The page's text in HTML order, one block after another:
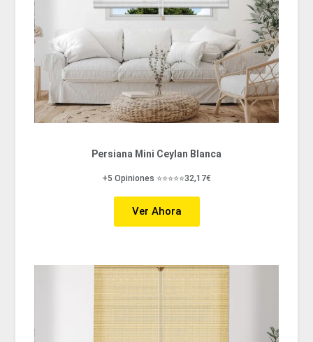
Persiana Mini Ceylan Blanca
+5 Opiniones ⭐⭐⭐⭐⭐32,17€
Ver Ahora